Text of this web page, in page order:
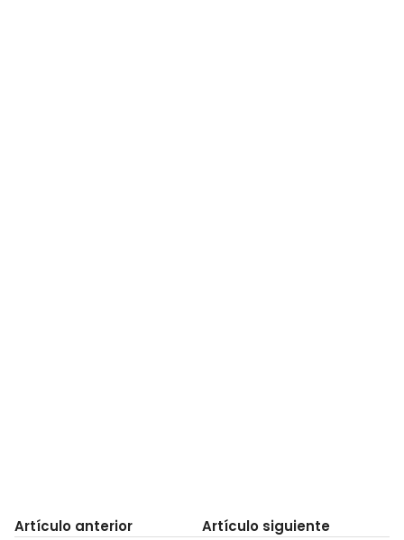
Artículo anterior Artículo siguiente